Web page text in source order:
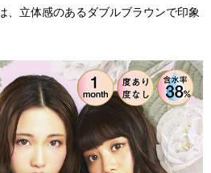
、立体感のあるダブルブラウンで印象